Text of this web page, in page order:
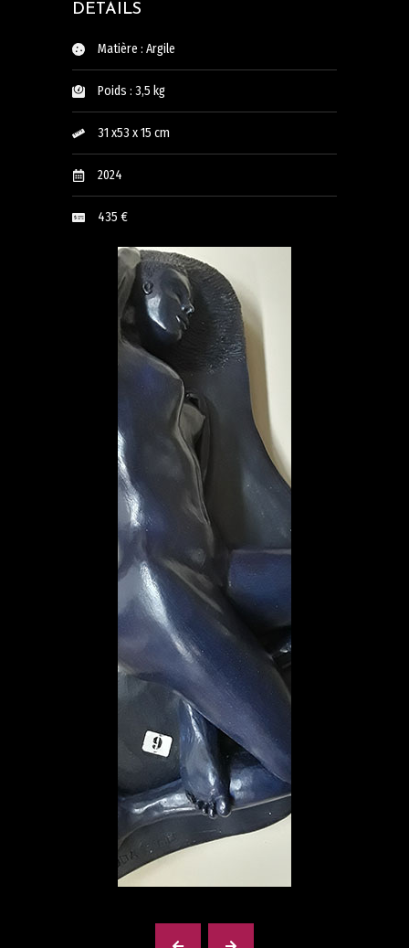
DETAILS
Matière : Argile
Poids : 3,5 kg
31 x53 x 15 cm
2024
435 €